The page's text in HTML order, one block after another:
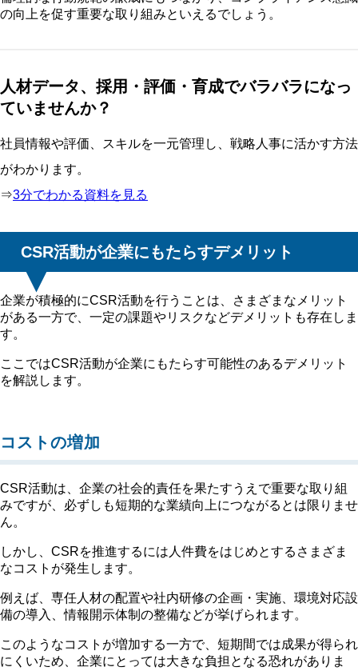
の向上を促す重要な取り組みといえるでしょう。
人材データ、採用・評価・育成でバラバラになっ
ていませんか？
社員情報や評価、スキルを一元管理し、戦略人事に活かす方法
がわかります。
⇒3分でわかる資料を見る
CSR活動が企業にもたらすデメリット
企業が積極的にCSR活動を行うことは、さまざまなメリット
がある一方で、一定の課題やリスクなどデメリットも存在しま
す。
ここではCSR活動が企業にもたらす可能性のあるデメリット
を解説します。
コストの増加
CSR活動は、企業の社会的責任を果たすうえで重要な取り組
みですが、必ずしも短期的な業績向上につながるとは限りませ
ん。
しかし、CSRを推進するには人件費をはじめとするさまざま
なコストが発生します。
例えば、専任人材の配置や社内研修の企画・実施、環境対応設
備の導入、情報開示体制の整備などが挙げられます。
このようなコストが増加する一方で、短期間では成果が得られ
にくいため、企業にとっては大きな負担となる恐れがありま